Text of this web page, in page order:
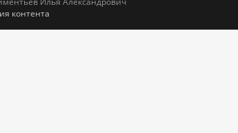
контента